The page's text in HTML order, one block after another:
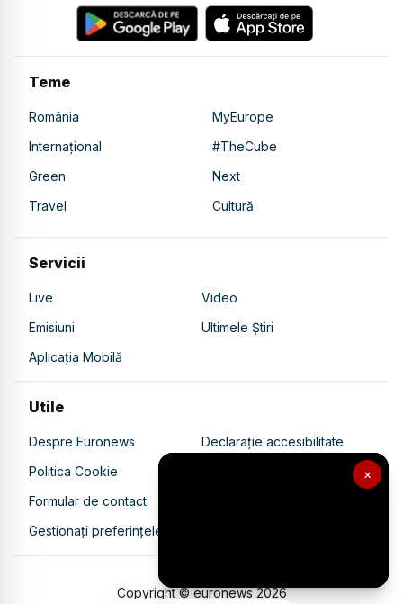
×
Teme
România
MyEurope
Internațional
#TheCube
Green
Next
Travel
Cultură
Servicii
Live
Video
Emisiuni
Ultimele Știri
Aplicația Mobilă
Utile
Despre Euronews
Declarație accesibilitate
Politica Cookie
Politica de confidențialitate
Formular de contact
Gestionați preferințele
Copyright © euronews2026